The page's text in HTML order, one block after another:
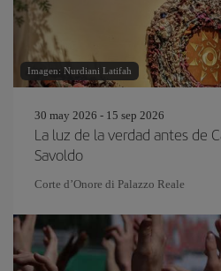
Imagen: Nurdiani Latifah
30 may 2026 - 15 sep 2026
La luz de la verdad antes de
Savoldo
Corte d’Onore di Palazzo Reale